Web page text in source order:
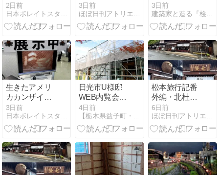
2日前
にて
3日前
りだけではな
い｜一級建築
士が教える高
当の魅力【埼
玉県越生町】
3日前
建築家と造る『桧造りの家』
生きたアメリ
カカンザイシ
ロアリを展示
3日前
日光市U様邸
WEB内覧会・
スケルトンリ
ノベーション
4日前
松本旅行記番
外編・北杜市
と日本酒七賢
6日前